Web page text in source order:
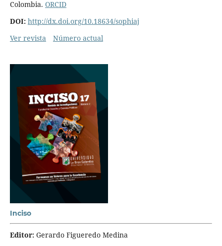
Colombia. ORCID
DOI: http://dx.doi.org/10.18634/sophiaj
Ver revista
Número actual
Inciso
Editor:Gerardo Figueredo Medina